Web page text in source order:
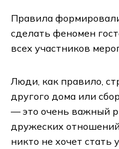
Правила
сделать феномен
всех участников
Люди, как правило,
другого дома или
— это очень важный
дружеских
никто не хочет